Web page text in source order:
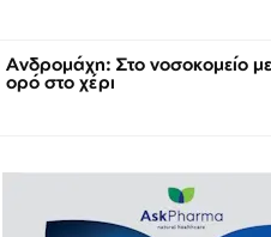
Ανδρομάχη: Στο νοσοκομείο με
ορό στο χέρι